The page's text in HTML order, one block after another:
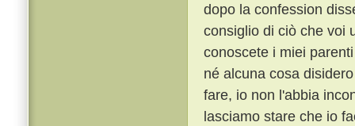
dopo la confession
consiglio di ciò che voi
conoscete i miei
né alcuna cosa
fare, io non l'abbia
lasciamo stare che io